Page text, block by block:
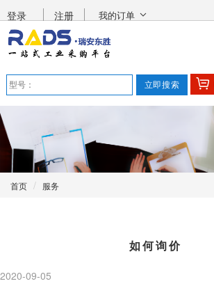
登录 注册 我的订单
首页 服务
如何询价
2020-09-05